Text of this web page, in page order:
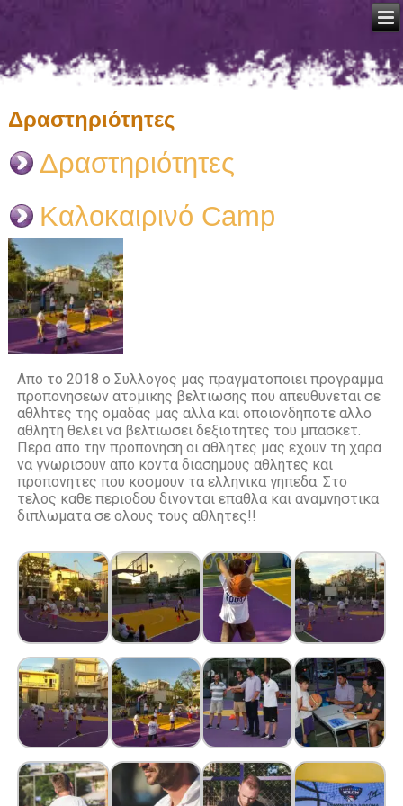
Δραστηριότητες
Δραστηριότητες
Καλοκαιρινό Camp
Απο το 2018 ο Συλλογος μας πραγματοποιει προγραμμα
προπονησεων ατομικης βελτιωσης που απευθυνεται σε
αθλhτες της ομαδας μας αλλα και οποιονδηποτε αλλο
αθλητη θελει να βελτιωσει δεξιοτητες του μπασκετ.
Περα απο την προπονηση οι αθλητες μας εχουν τη χαρα
να γνωρισουν απο κοντα διασημους αθλητες και
προπονητες που κοσμουν τα ελληνικα γηπεδα. Στο
τελος καθε περιοδου δινονται επαθλα και αναμνηστικα
διπλωματα σε ολους τους αθλητες!!